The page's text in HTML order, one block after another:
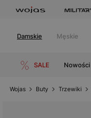
Damskie Męskie
SALE Nowości
Wojas Buty Trzewiki